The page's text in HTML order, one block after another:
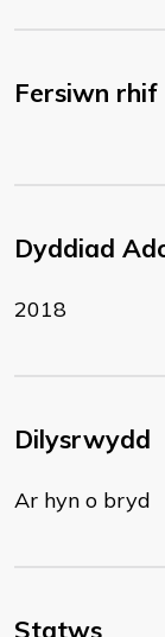
Fersiwn rhif
Dyddiad
2018
Dilysrwydd
Ar hyn o bryd
Statws